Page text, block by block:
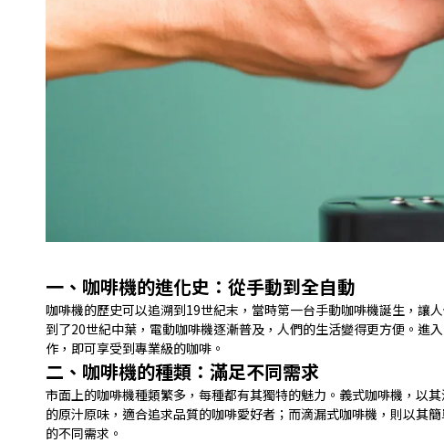
一、咖啡機的進化史：從手動到全自動
咖啡機的歷史可以追溯到19世紀末，當時第一台手動咖啡機誕生，讓
到了20世紀中葉，電動咖啡機逐漸普及，人們的生活變得更方便。進
作，即可享受到專業級的咖啡。
二、咖啡機的種類：滿足不同需求
市面上的咖啡機種類繁多，每種都有其獨特的魅力。義式咖啡機，以
的原汁原味，適合追求品質的咖啡愛好者；而滴漏式咖啡機，則以其
的不同需求。